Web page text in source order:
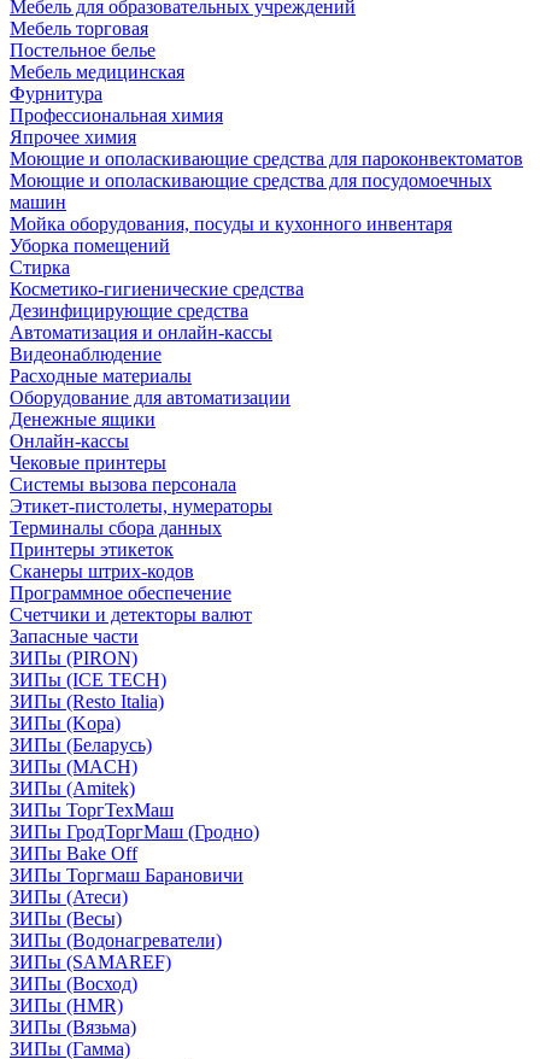
Мебель для образовательных учреждений
Мебель торговая
Постельное белье
Мебель медицинская
Фурнитура
Профессиональная химия
Япрочее химия
Моющие и ополаскивающие средства для пароконвектоматов
Моющие и ополаскивающие средства для посудомоечных
машин
Мойка оборудования, посуды и кухонного инвентаря
Уборка помещений
Стирка
Косметико-гигиенические средства
Дезинфицирующие средства
Автоматизация и онлайн-кассы
Видеонаблюдение
Расходные материалы
Оборудование для автоматизации
Денежные ящики
Онлайн-кассы
Чековые принтеры
Системы вызова персонала
Этикет-пистолеты, нумераторы
Терминалы сбора данных
Принтеры этикеток
Сканеры штрих-кодов
Программное обеспечение
Счетчики и детекторы валют
Запасные части
ЗИПы (PIRON)
ЗИПы (ICE TECH)
ЗИПы (Resto Italia)
ЗИПы (Kopa)
ЗИПы (Беларусь)
ЗИПы (MACH)
ЗИПы (Amitek)
ЗИПы ТоргТехМаш
ЗИПы ГродТоргМаш (Гродно)
ЗИПы Bake Off
ЗИПы Торгмаш Барановичи
ЗИПы (Атеси)
ЗИПы (Весы)
ЗИПы (Водонагреватели)
ЗИПы (SAMAREF)
ЗИПы (Восход)
ЗИПы (HMR)
ЗИПы (Вязьма)
ЗИПы (Гамма)